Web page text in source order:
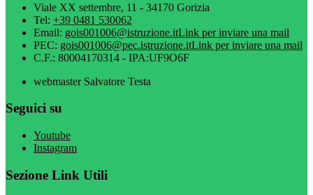
Viale XX settembre, 11 - 34170 Gorizia
Tel: +39 0481 530062
Email: gois001006@istruzione.itLink per inviare una mail
PEC: gois001006@pec.istruzione.itLink per inviare una mail
C.F.: 80004170314 - IPA:UF9O6F
webmaster Salvatore Testa
Seguici su
Youtube
Instagram
Sezione Link Utili